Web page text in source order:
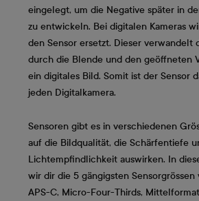
eingelegt, um die Negative später in
zu entwickeln. Bei digitalen Kameras
den Sensor ersetzt. Dieser verwandelt
durch die Blende und den geöffneten
ein digitales Bild. Somit ist der Sensor
jeden Digitalkamera.
Sensoren gibt es in verschiedenen
auf die Bildqualität, die Schärfentiefe
Lichtempfindlichkeit auswirken. In
wir dir die 5 gängigsten Sensorgrössen
APS-C, Micro-Four-Thirds,